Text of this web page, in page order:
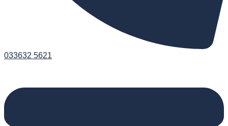
033632 5621